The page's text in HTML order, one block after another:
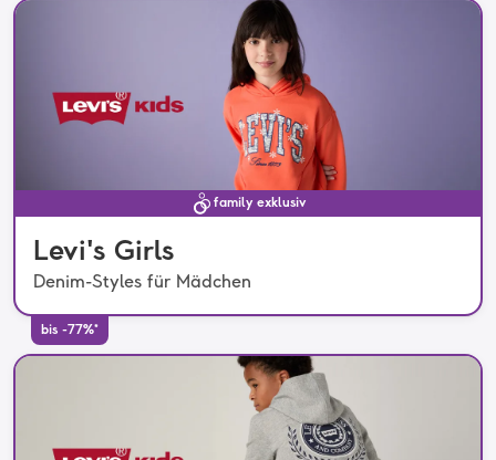
family exklusiv
Levi's Girls
Denim-Styles für Mädchen
bis -77%*